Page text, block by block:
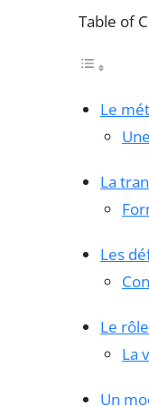
Table of
Le
La
Les
Le
La
Un